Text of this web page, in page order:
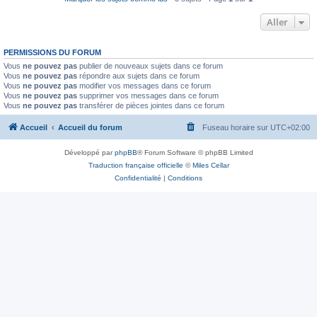
Aller
PERMISSIONS DU FORUM
Vous ne pouvez pas publier de nouveaux sujets dans ce forum
Vous ne pouvez pas répondre aux sujets dans ce forum
Vous ne pouvez pas modifier vos messages dans ce forum
Vous ne pouvez pas supprimer vos messages dans ce forum
Vous ne pouvez pas transférer de pièces jointes dans ce forum
Accueil Accueil du forum Fuseau horaire sur UTC+02:00
Développé parphpBB® Forum Software © phpBB Limited
Traduction française officielle ©Miles Cellar
Confidentialité | Conditions